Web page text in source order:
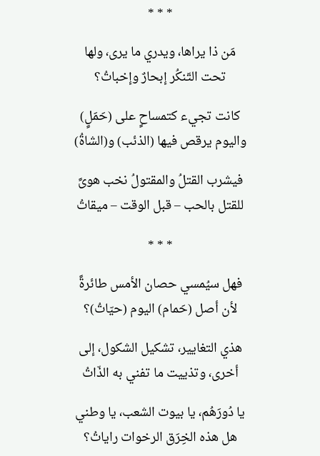
* * *
مَن ذا يراها، ويدري ما يرى، ولها
تحت التّنكُر إبحارٌ وإخباتُ؟
كانت تجيء كتمساحٍ على (حَمَلٍ)
واليوم يرقص فيها (الذئب) و(الشاةُ)
فيشرب القتلُ والمقتولُ نخب هوىً
للقتل بالحب – قبل الوقت – ميقاتُ
* * *
فهل سيُمسي حصان الأمس طائرةً
لأن أصل (حَمام) اليوم (حيّاتُ)؟
هذي التغايير، تشكيل الشكول، إلى
أخرى، وتذييت ما تفني به الذّاتُ
يا دُورَهُم، يا بيوت الشعب، يا وطني
هل هذه الخِرَق الرخوات راياتُ؟